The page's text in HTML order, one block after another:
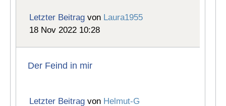
Letzter Beitrag von Laura1955
18 Nov 2022 10:28
Der Feind in mir
Letzter Beitrag von Helmut-G